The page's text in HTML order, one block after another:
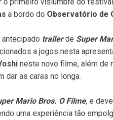
a bordo do Observatório de
trailerde Super
a jogos nesta
neste novo filme, além de
dar as caras no longa.
Mario Bros. O Filme, e
uma experiência tão